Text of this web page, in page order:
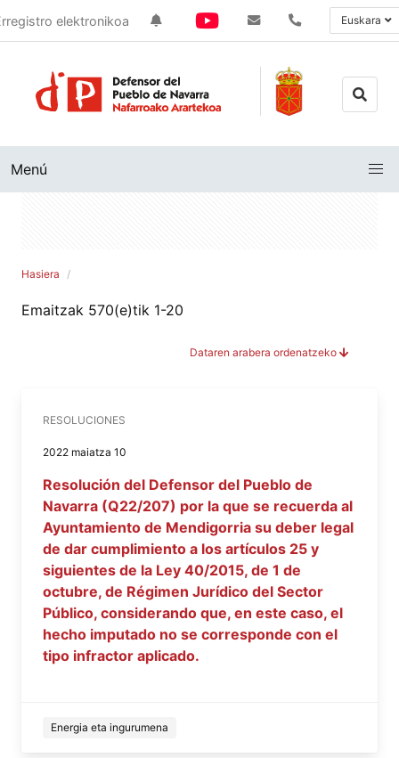
elektronikoa Euskara
Menú
Hasiera
Emaitzak 570(e)tik 1-20
Dataren arabera ordenatzeko
RESOLUCIONES
2022 maiatza 10
Resolución del Defensor del Pueblo de
Navarra (Q22/207) por la que se recuerda al
Ayuntamiento de Mendigorria su deber legal
de dar cumplimiento a los artículos 25 y
siguientes de la Ley 40/2015, de 1 de
octubre, de Régimen Jurídico del Sector
Público, considerando que, en este caso, el
hecho imputado no se corresponde con el
tipo infractor aplicado.
Energia eta ingurumena